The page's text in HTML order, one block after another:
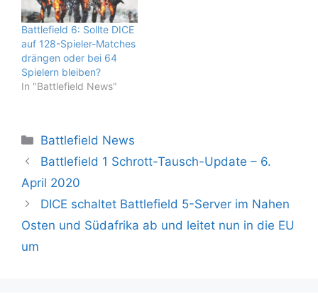
Battlefield 6: Sollte DICE
auf 128-Spieler-Matches
drängen oder bei 64
Spielern bleiben?
In "Battlefield News"
Kategorien
Battlefield News
Battlefield 1 Schrott-Tausch-Update – 6.
April 2020
DICE schaltet Battlefield 5-Server im Nahen
Osten und Südafrika ab und leitet nun in die EU
um